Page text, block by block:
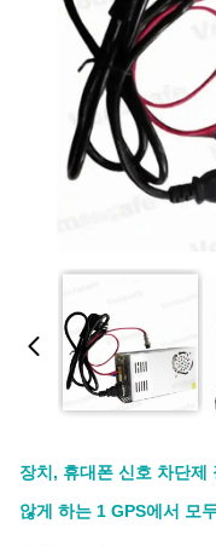
장치, 휴대폰 신호 차단제
않게 하는 1 GPS에서 모